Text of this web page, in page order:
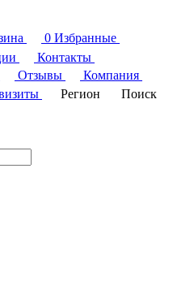
0 Избранные
Контакты
Отзывы
Компания
Регион
Поиск